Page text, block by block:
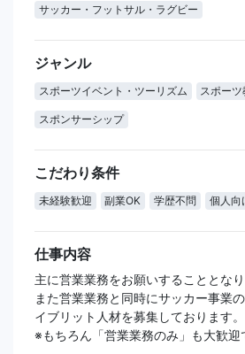
サッカー・フットサル・ラグビー
ジャンル
スポーツイベント・ツーリズム スポー
スポンサーシップ
こだわり条件
未経験歓迎 副業OK 学歴不問 個人向
仕事内容
主に営業業務をお願いすることとなり
また営業業務と同時にサッカー事業
イブリット人材を募集しております。
※もちろん「営業業務のみ」も大歓迎